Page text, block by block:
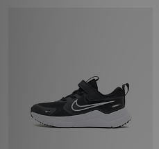
Hjælp & information